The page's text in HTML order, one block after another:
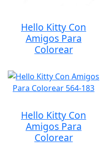
Hello Kitty Con
Amigos Para
Colorear
Hello Kitty Con
Amigos Para
Colorear